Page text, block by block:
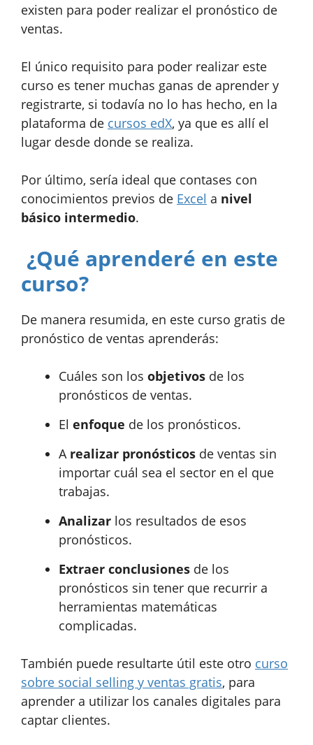
existen para poder realizar el pronóstico de
ventas.
El único requisito para poder realizar este
curso es tener muchas ganas de aprender y
registrarte, si todavía no lo has hecho, en la
plataforma de cursos edX, ya que es allí el
lugar desde donde se realiza.
Por último, sería ideal que contases con
conocimientos previos de Excel a nivel
básico intermedio.
¿Qué aprenderé en este
curso?
De manera resumida, en este curso gratis de
pronóstico de ventas aprenderás:
Cuáles son los objetivos de los
pronósticos de ventas.
El enfoque de los pronósticos.
A realizar pronósticos de ventas sin
importar cuál sea el sector en el que
trabajas.
Analizar los resultados de esos
pronósticos.
Extraer conclusiones de los
pronósticos sin tener que recurrir a
herramientas matemáticas
complicadas.
También puede resultarte útil este otro curso
sobre social selling y ventas gratis, para
aprender a utilizar los canales digitales para
captar clientes.